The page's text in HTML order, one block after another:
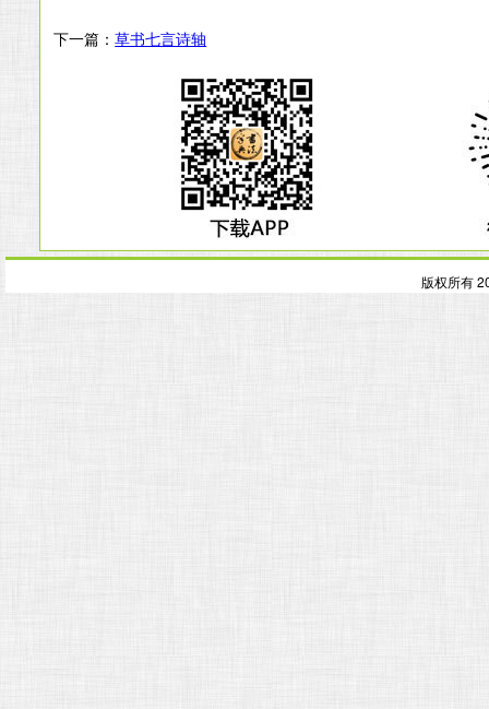
下一篇：草书七言诗轴
版权所有